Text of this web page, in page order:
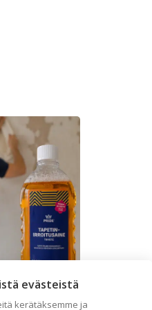
evästeistä
kerätäksemme ja